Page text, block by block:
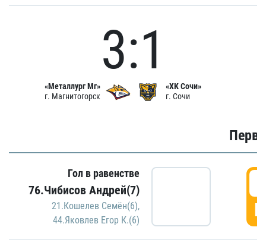
«Металлург Мг»
г. Магнитогорск
3:1
«ХК Сочи»
г. Сочи
Гол в равенстве
76.Чибисов Андрей(7)
21.Кошелев Семён(6),
44.Яковлев Егор К.(6)